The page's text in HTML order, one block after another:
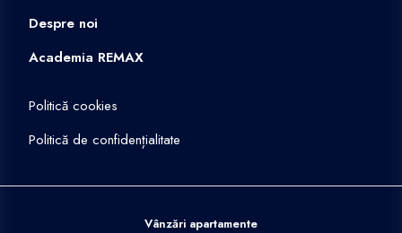
Despre noi
Academia REMAX
Politică cookies
Politică de confidențialitate
Vânzări apartamente